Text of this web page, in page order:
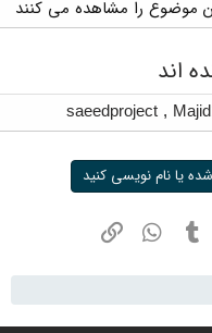
اند
,
saeedproject
یا نام نویسی کنید
پینترستتامبلر واتسپ